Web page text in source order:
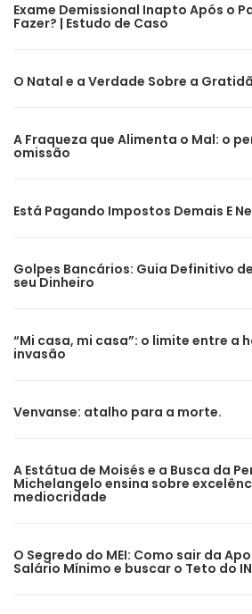
Exame Demissional Inapto Após o
Fazer? | Estudo de Caso
O Natal e a Verdade Sobre a
A Fraqueza que Alimenta o Mal: o
omissão
Está Pagando Impostos Demais E
Golpes Bancários: Guia Definitivo
seu Dinheiro
“Mi casa, mi casa”: o limite entre a
invasão
Venvanse: atalho para a morte.
A Estátua de Moisés e a Busca da
Michelangelo ensina sobre
mediocridade
O Segredo do MEI: Como sair da
Salário Mínimo e buscar o Teto do